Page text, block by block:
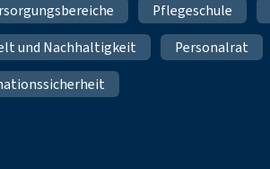
Pflegeschule
und Nachhaltigkeit Personalrat